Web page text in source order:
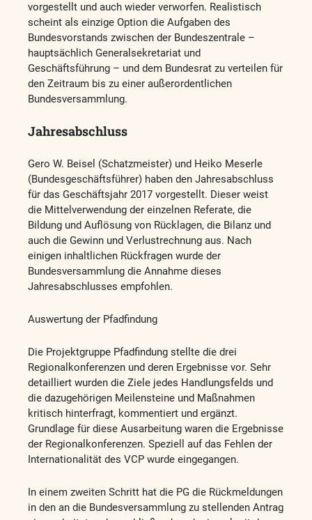
vorgestellt und auch wieder verworfen. Realistisch
scheint als einzige Option die Aufgaben des
Bundesvorstands zwischen der Bundeszentrale –
hauptsächlich Generalsekretariat und
Geschäftsführung – und dem Bundesrat zu verteilen für
den Zeitraum bis zu einer außerordentlichen
Bundesversammlung.
Jahresabschluss
Gero W. Beisel (Schatzmeister) und Heiko Meserle
(Bundesgeschäftsführer) haben den Jahresabschluss
für das Geschäftsjahr 2017 vorgestellt. Dieser weist
die Mittelverwendung der einzelnen Referate, die
Bildung und Auflösung von Rücklagen, die Bilanz und
auch die Gewinn und Verlustrechnung aus. Nach
einigen inhaltlichen Rückfragen wurde der
Bundesversammlung die Annahme dieses
Jahresabschlusses empfohlen.
Auswertung der Pfadfindung
Die Projektgruppe Pfadfindung stellte die drei
Regionalkonferenzen und deren Ergebnisse vor. Sehr
detailliert wurden die Ziele jedes Handlungsfelds und
die dazugehörigen Meilensteine und Maßnahmen
kritisch hinterfragt, kommentiert und ergänzt.
Grundlage für diese Ausarbeitung waren die Ergebnisse
der Regionalkonferenzen. Speziell auf das Fehlen der
Internationalität des VCP wurde eingegangen.
In einem zweiten Schritt hat die PG die Rückmeldungen
in den an die Bundesversammlung zu stellenden Antrag